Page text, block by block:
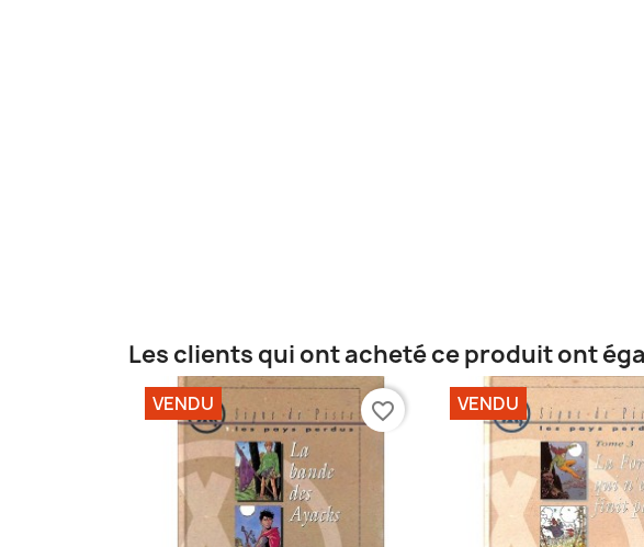
Les clients qui ont acheté ce produit ont
VENDU favorite_border VENDU